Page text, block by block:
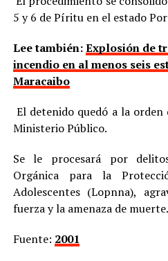
5 y 6 de Píritu en el estado
Lee también:Explosión de
incendio en al menos seis
Maracaibo
El detenido quedó a la
Ministerio Público.
Se le procesará por
Orgánica para la
Adolescentes (Lopnna),
fuerza y la amenaza de muerte.
Fuente: 2001